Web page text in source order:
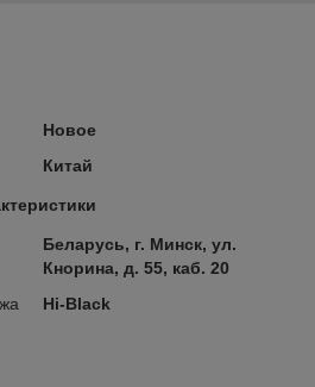
Новое
Китай
Беларусь, г. Минск, ул.
Кнорина, д. 55, каб. 20
Hi-Black